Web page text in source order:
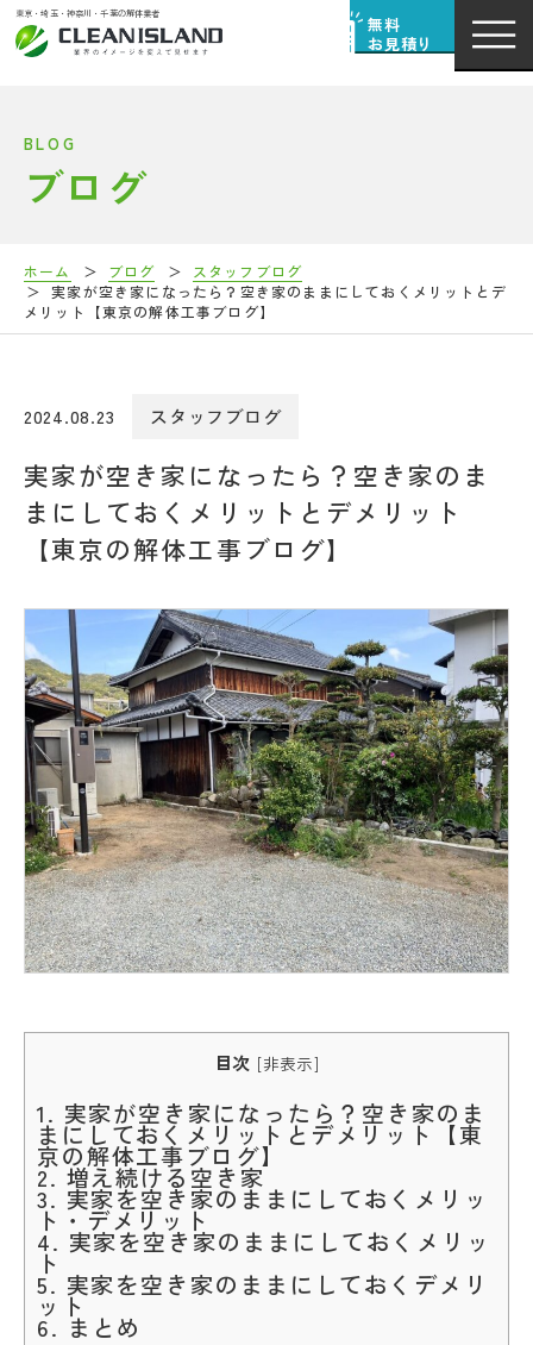
東京・埼玉・神奈川・千葉の解体業者
無料
お見積り
BLOG
ブログ
ホーム ブログ
スタッフブログ
実家が空き家になったら？空き家のままにしておくメリットとデ
メリット【東京の解体工事ブログ】
2024.08.23 スタッフブログ
実家が空き家になったら？空き家のま
まにしておくメリットとデメリット
【東京の解体工事ブログ】
目次 [非表示]
1. 実家が空き家になったら？空き家のま
まにしておくメリットとデメリット【東
京の解体工事ブログ】
2. 増え続ける空き家
3. 実家を空き家のままにしておくメリッ
ト・デメリット
4. 実家を空き家のままにしておくメリッ
ト
5. 実家を空き家のままにしておくデメリ
ット
6. まとめ